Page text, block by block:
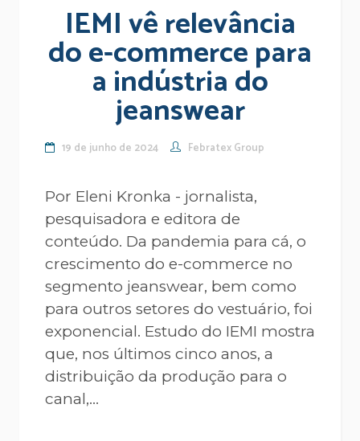
IEMI vê relevância
do e-commerce para
a indústria do
jeanswear
19 de junho de 2024 Febratex Group
Por Eleni Kronka - jornalista,
pesquisadora e editora de
conteúdo. Da pandemia para cá, o
crescimento do e-commerce no
segmento jeanswear, bem como
para outros setores do vestuário, foi
exponencial. Estudo do IEMI mostra
que, nos últimos cinco anos, a
distribuição da produção para o
canal,...